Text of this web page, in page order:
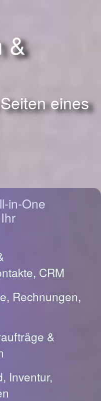
&
eines
in-One
CRM
Rechnungen,
&
Inventur,